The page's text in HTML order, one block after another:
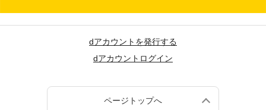
dアカウントを発行する
dアカウントログイン
ページトップへ